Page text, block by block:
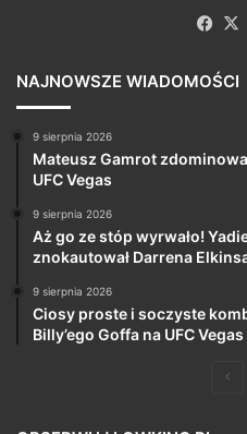
NAJNOWSZE WIADOMOŚCI
9 sierpnia 2026
Mateusz Gamrot
UFC Vegas
9 sierpnia 2026
Aż go ze stóp wyrwało!
znokautował Darrena
9 sierpnia 2026
Ciosy proste i soczyste
Billy’ego Goffa na UFC Vegas